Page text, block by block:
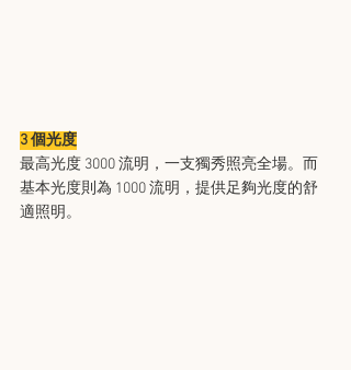
3 個光度
​最高光度 3000 流明，一支獨秀照亮全場。而
基本光度則為 1000 流明，提供足夠光度的舒
適照明。